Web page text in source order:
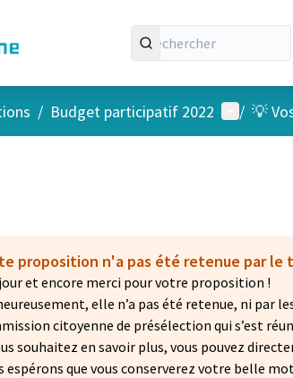
/ Budget participatif 2022 Menu
/ 💡
proposition n'a pas été retenue par le
et encore merci pour votre proposition !
elle n’a pas été retenue, ni par
citoyenne de présélection qui s’est
souhaitez en savoir plus, vous pouvez
espérons que vous conserverez votre belle